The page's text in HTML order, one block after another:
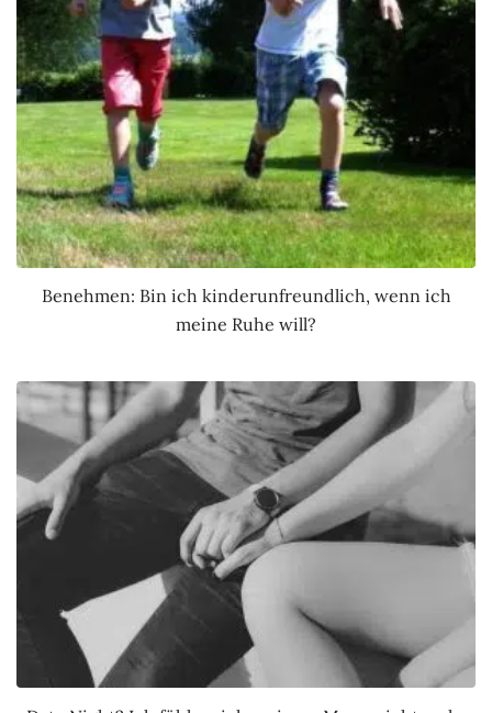
Benehmen: Bin ich kinderunfreundlich, wenn ich
meine Ruhe will?